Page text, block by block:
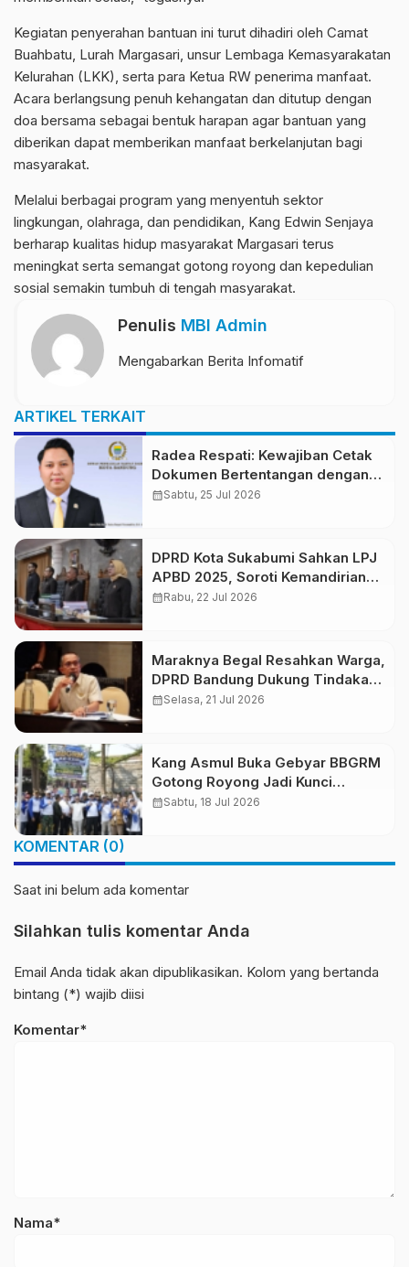
Kegiatan penyerahan bantuan ini turut dihadiri oleh Camat
Buahbatu, Lurah Margasari, unsur Lembaga Kemasyarakatan
Kelurahan (LKK), serta para Ketua RW penerima manfaat.
Acara berlangsung penuh kehangatan dan ditutup dengan
doa bersama sebagai bentuk harapan agar bantuan yang
diberikan dapat memberikan manfaat berkelanjutan bagi
masyarakat.
Melalui berbagai program yang menyentuh sektor
lingkungan, olahraga, dan pendidikan, Kang Edwin Senjaya
berharap kualitas hidup masyarakat Margasari terus
meningkat serta semangat gotong royong dan kepedulian
sosial semakin tumbuh di tengah masyarakat.
Penulis MBI Admin
Mengabarkan Berita Infomatif
ARTIKEL TERKAIT
Radea Respati: Kewajiban Cetak
Dokumen Bertentangan dengan
Semangat Smart City
calendar_monthSabtu, 25 Jul 2026
DPRD Kota Sukabumi Sahkan LPJ
APBD 2025, Soroti Kemandirian
Keuangan dan Optimalisasi
calendar_monthRabu, 22 Jul 2026
Maraknya Begal Resahkan Warga,
DPRD Bandung Dukung Tindakan
Tegas Kepolisian
calendar_monthSelasa, 21 Jul 2026
Kang Asmul Buka Gebyar BBGRM
Gotong Royong Jadi Kunci
Membangun Kota yang Maju dan
calendar_monthSabtu, 18 Jul 2026
KOMENTAR (0)
Saat ini belum ada komentar
Silahkan tulis komentar Anda
Email Anda tidak akan dipublikasikan. Kolom yang bertanda
bintang (*) wajib diisi
Komentar*
Nama*